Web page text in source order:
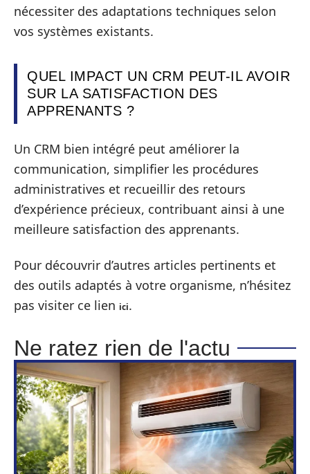
nécessiter des adaptations techniques selon
vos systèmes existants.
QUEL IMPACT UN CRM PEUT-IL AVOIR
SUR LA SATISFACTION DES
APPRENANTS ?
Un CRM bien intégré peut améliorer la
communication, simplifier les procédures
administratives et recueillir des retours
d’expérience précieux, contribuant ainsi à une
meilleure satisfaction des apprenants.
Pour découvrir d’autres articles pertinents et
des outils adaptés à votre organisme, n’hésitez
pas visiter ce lien ici.
Ne ratez rien de l'actu